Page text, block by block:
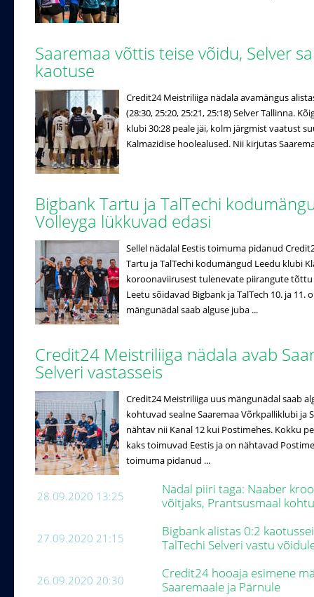
Saaremaa võttis teise võidu, Selver
kaotuse
Credit24 Meistriliiga nädala avamängus
(28:30, 25:20, 25:21, 25:18) Selver Tallinna.
klubi 30:28 peale jäi, kolm järgmist vaatust
Kalmazidise hoolealused. Nii kirjutas
Bigbank Tartu ja TalTechi
Volleyga lükkuvad edasi
Sellel nädalal Eestis toimuma pidanud
Tartu ja TalTechi kodumängud Leedu klubi
koroonaviirusest tulenevate piirangute tõttu
Leetu sõidavad Bigbank ja TalTech 10. ja
mängunädal saab alguse juba ...
Credit24 Meistriliiga nädala avab
Selveri vastasseis
Credit24 Meistriliiga uus mängunädal saab
kohtuvad sealne Saaremaa Võrkpalliklubi ja
nähtav nii Kanal 12 kui Postimehes. Kokku
kaks toimuvad Eestis ja on nähtavad
toimuma pidanud ...
28.09.2020 13:25
Nädal piiri taga: Naaber
võitjaks, Prantsusmaal
27.09.2020 21:15
Bigbank alistas 0:2
TalTechi Selveri vastu
26.09.2020 20:30
Credit24 hooaja esimene
Saaremaale ja Pärnule